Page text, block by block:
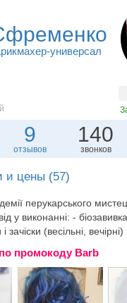
универсал
9
отзывов
140
звонков
и цены (57)
перукарського
у виконанні: -
зачіски (весільні, вечірні)
промокоду Barb